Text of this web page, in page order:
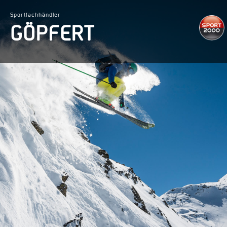
Sportfachhändler
GÖPFERT